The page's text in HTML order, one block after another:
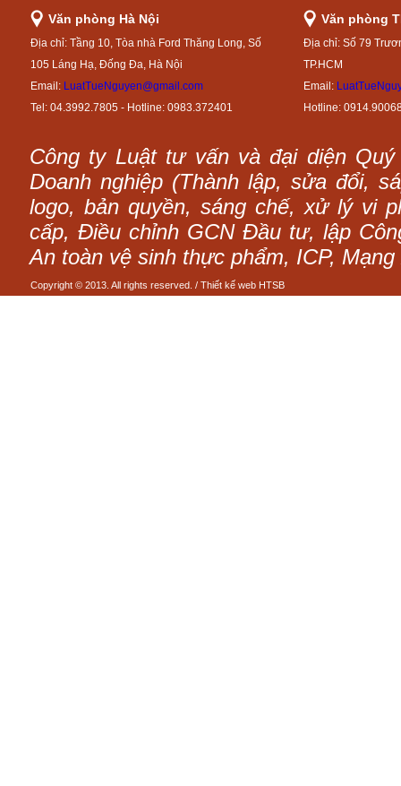
Văn phòng Hà Nội
Địa chỉ: Tầng 10, Tòa nhà Ford Thăng Long, Số
105 Láng Hạ, Đống Đa, Hà Nội
Email: LuatTueNguyen@gmail.com
Tel: 04.3992.7805 - Hotline: 0983.372401
Văn phòng
Địa chỉ: Số 79
TP.HCM
Email:
Hotline:
Công ty Luật tư vấn và đại diện
Doanh nghiệp (Thành lập, sửa đổi,
logo, bản quyền, sáng chế, xử lý vi
cấp, Điều chỉnh GCN Đầu tư, lập
An toàn vệ sinh thực phẩm, ICP,
Copyright © 2013. All rights reserved. / Thiết kế web HTSB